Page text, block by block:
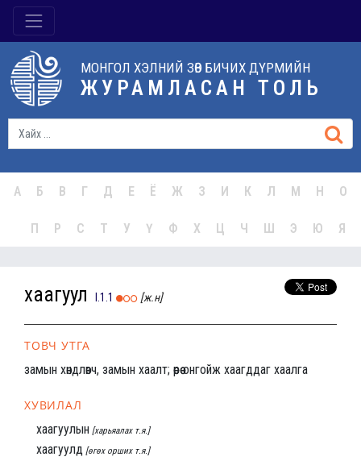
МОНГОЛ ХЭЛНИЙ ЗӨВ БИЧИХ ДҮРМИЙН
ЖУРАМЛАСАН ТОЛЬ
А Б В Г Д Е Ё Ж З И К Л М Н О
П Р С Т У Ү Ф Х Ц Ч Ш Э Ю Я
хаагуул I.1.1 [ж.н]
ТОВЧ УТГА
замын хөндлөвч, замын хаалт; өөрөө онгойж хаагддаг хаалга
ХУВИЛАЛ
хаагуулын [харьяалах т.я.]
хаагуулд [өгөх орших т.я.]